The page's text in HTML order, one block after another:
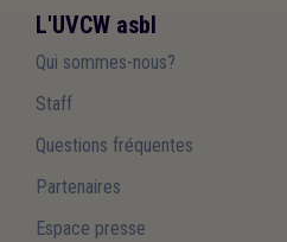
L'UVCW asbl
Qui sommes-nous?
Staff
Questions fréquentes
Partenaires
Espace presse